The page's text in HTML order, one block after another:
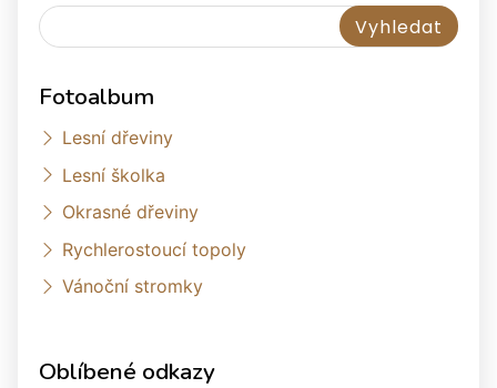
Fotoalbum
Lesní dřeviny
Lesní školka
Okrasné dřeviny
Rychlerostoucí topoly
Vánoční stromky
Oblíbené odkazy